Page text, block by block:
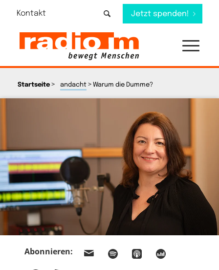
Kontakt Jetzt spenden!
Startseite> andacht> Warum die Dumme?
Abonnieren: